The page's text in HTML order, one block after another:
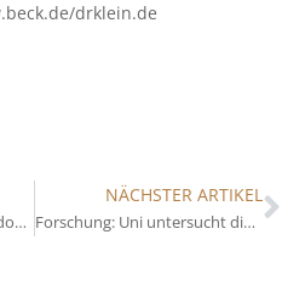
drklein.de
Trends: Schlafqualität, Outdoor-Living und Nachhaltigkeit
NÄCHSTER ARTIKEL
Forschung: Uni untersucht digitales Stromnetz und mehr